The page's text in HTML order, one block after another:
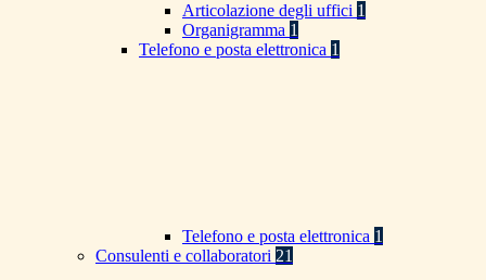
Articolazione degli uffici 1
Organigramma 1
Telefono e posta elettronica 1
Telefono e posta elettronica 1
Consulenti e collaboratori 21